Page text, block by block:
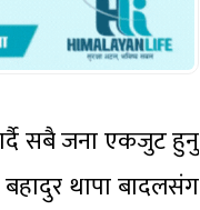
गर्दै सबै जना एकजुट हुनु
थापा बादलसंग